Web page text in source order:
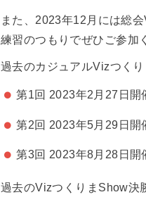
また、2023年12月には総
練習のつもりでぜひご参加
過去のカジュアルVizつく
第1回 2023年2月27日開
第2回 2023年5月29日開
第3回 2023年8月28日開
過去のVizつくりまShow決